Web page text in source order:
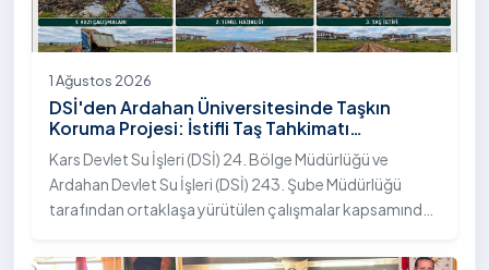
1 Ağustos 2026
DSİ'den Ardahan Üniversitesinde Taşkın
Koruma Projesi: İstifli Taş Tahkimatı
Çalışmaları Tamamlandı
Kars Devlet Su İşleri (DSİ) 24. Bölge Müdürlüğü ve
Ardahan Devlet Su İşleri (DSİ) 243. Şube Müdürlüğü
tarafından ortaklaşa yürütülen çalışmalar kapsamında,
"İstifli Taş Tahkimatı" projesi titizlikle tamamlandı.